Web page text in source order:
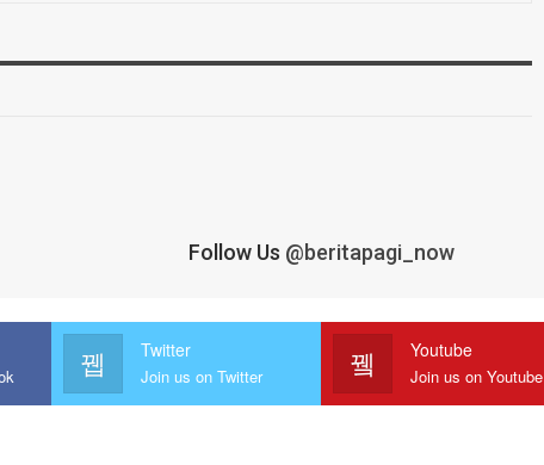
Follow Us @beritapagi_now
Twitter
Join us on Twitter
Youtube
Join us on Youtube